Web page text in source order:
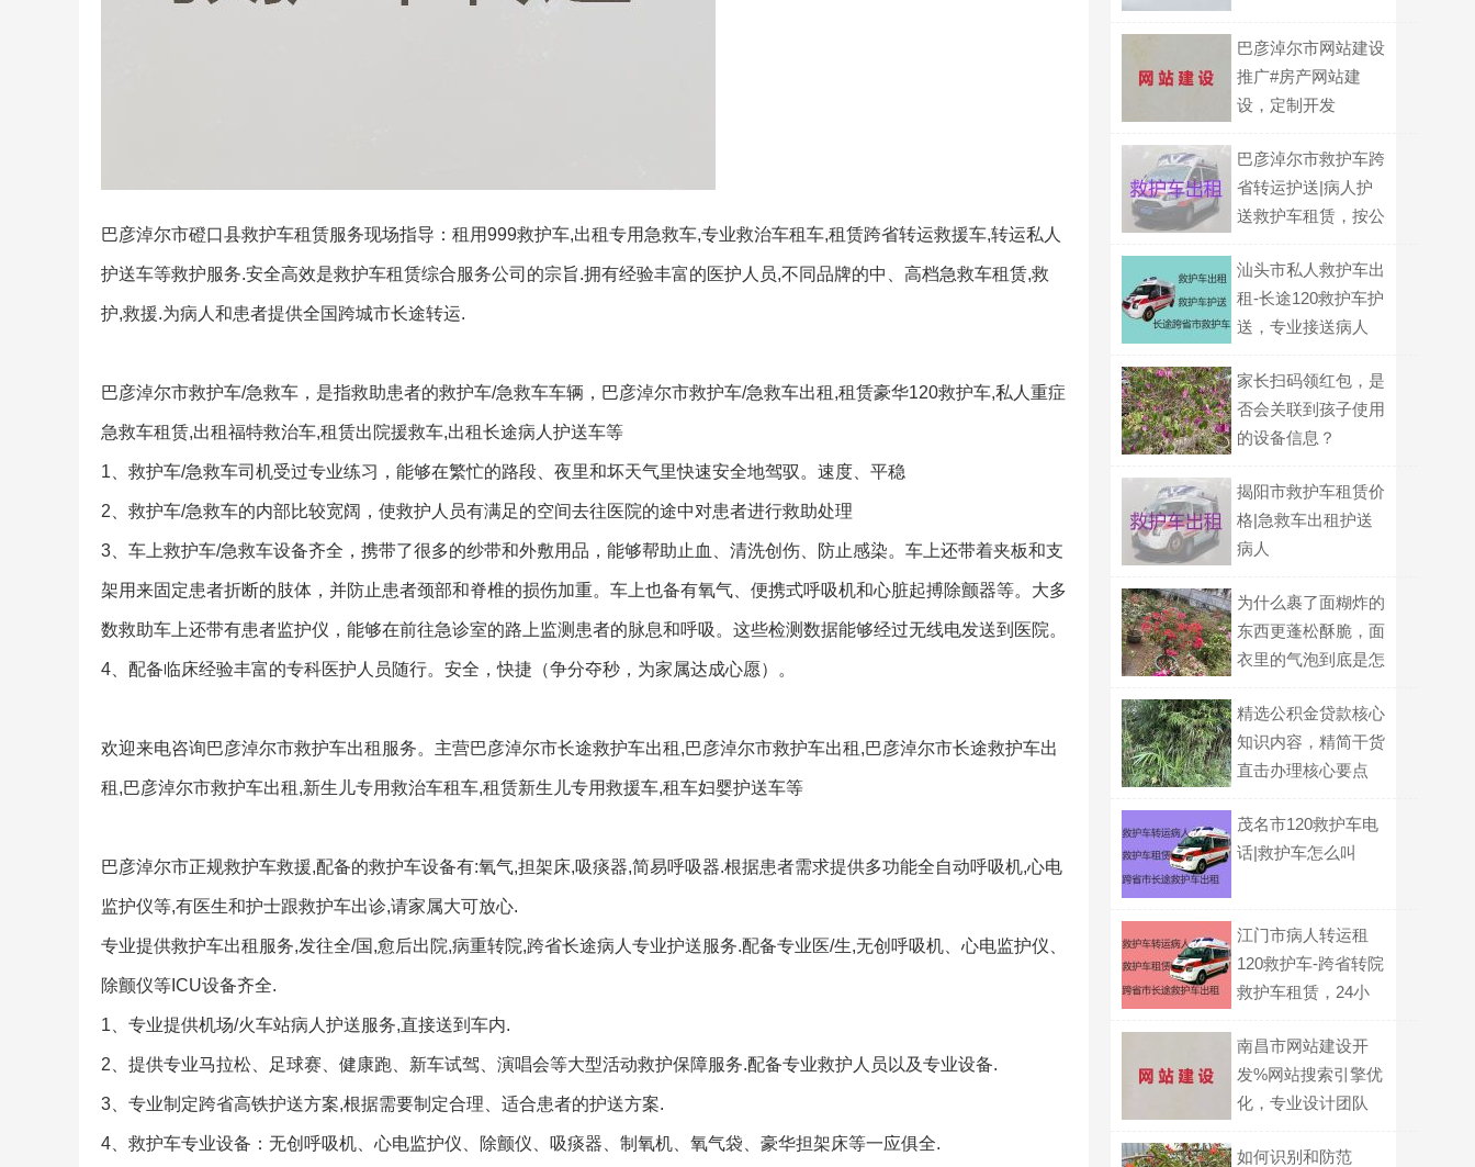
巴彦淖尔市磴口县救护车租赁服务现场指导：租用999救护车,出租专用急救车,专业救治车租车,租赁跨省转运救援车,转运私人
护送车等救护服务.安全高效是救护车租赁综合服务公司的宗旨.拥有经验丰富的医护人员,不同品牌的中、高档急救车租赁,救
护,救援.为病人和患者提供全国跨城市长途转运.
巴彦淖尔市救护车/急救车，是指救助患者的救护车/急救车车辆，巴彦淖尔市救护车/急救车出租,租赁豪华120救护车,私人重症
急救车租赁,出租福特救治车,租赁出院援救车,出租长途病人护送车等
1、救护车/急救车司机受过专业练习，能够在繁忙的路段、夜里和坏天气里快速安全地驾驭。速度、平稳
2、救护车/急救车的内部比较宽阔，使救护人员有满足的空间去往医院的途中对患者进行救助处理
3、车上救护车/急救车设备齐全，携带了很多的纱带和外敷用品，能够帮助止血、清洗创伤、防止感染。车上还带着夹板和支
架用来固定患者折断的肢体，并防止患者颈部和脊椎的损伤加重。车上也备有氧气、便携式呼吸机和心脏起搏除颤器等。大多
数救助车上还带有患者监护仪，能够在前往急诊室的路上监测患者的脉息和呼吸。这些检测数据能够经过无线电发送到医院。
4、配备临床经验丰富的专科医护人员随行。安全，快捷（争分夺秒，为家属达成心愿）。
欢迎来电咨询巴彦淖尔市救护车出租服务。主营巴彦淖尔市长途救护车出租,巴彦淖尔市救护车出租,巴彦淖尔市长途救护车出
租,巴彦淖尔市救护车出租,新生儿专用救治车租车,租赁新生儿专用救援车,租车妇婴护送车等
巴彦淖尔市正规救护车救援,配备的救护车设备有:氧气,担架床,吸痰器,简易呼吸器.根据患者需求提供多功能全自动呼吸机,心电
监护仪等,有医生和护士跟救护车出诊,请家属大可放心.
专业提供救护车出租服务,发往全/国,愈后出院,病重转院,跨省长途病人专业护送服务.配备专业医/生,无创呼吸机、心电监护仪、
除颤仪等ICU设备齐全.
1、专业提供机场/火车站病人护送服务,直接送到车内.
2、提供专业马拉松、足球赛、健康跑、新车试驾、演唱会等大型活动救护保障服务.配备专业救护人员以及专业设备.
3、专业制定跨省高铁护送方案,根据需要制定合理、适合患者的护送方案.
4、救护车专业设备：无创呼吸机、心电监护仪、除颤仪、吸痰器、制氧机、氧气袋、豪华担架床等一应俱全.
巴彦淖尔市网站建设
推广#房产网站建
设，定制开发
巴彦淖尔市救护车跨
省转运护送|病人护
送救护车租赁，按公
汕头市私人救护车出
租-长途120救护车护
送，专业接送病人
家长扫码领红包，是
否会关联到孩子使用
的设备信息？
揭阳市救护车租赁价
格|急救车出租护送
病人
为什么裹了面糊炸的
东西更蓬松酥脆，面
衣里的气泡到底是怎
精选公积金贷款核心
知识内容，精简干货
直击办理核心要点
茂名市120救护车电
话|救护车怎么叫
江门市病人转运租
120救护车-跨省转院
救护车租赁，24小
南昌市网站建设开
发%网站搜索引擎优
化，专业设计团队
如何识别和防范